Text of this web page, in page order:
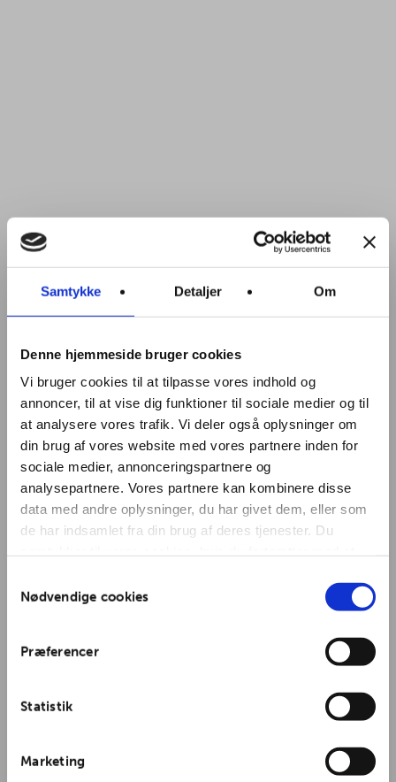
Samtykke Detaljer Om
Denne hjemmeside bruger cookies
Vi bruger cookies til at tilpasse vores indhold og
annoncer, til at vise dig funktioner til sociale medier og til
at analysere vores trafik. Vi deler også oplysninger om
din brug af vores website med vores partnere inden for
sociale medier, annonceringspartnere og
analysepartnere. Vores partnere kan kombinere disse
data med andre oplysninger, du har givet dem, eller som
de har indsamlet fra din brug af deres tjenester. Du
Nødvendige cookies
Præferencer
Statistik
Marketing